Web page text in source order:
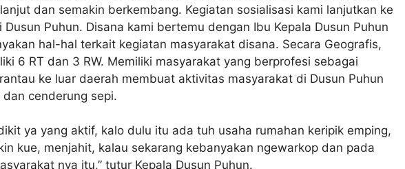
dan semakin berkembang. Kegiatan sosialisasi kami lanjutkan ke
Dusun Puhun. Disana kami bertemu dengan Ibu Kepala Dusun Puhun
hal-hal terkait kegiatan masyarakat disana. Secara Geografis,
6 RT dan 3 RW. Memiliki masyarakat yang berprofesi sebagai
ke luar daerah membuat aktivitas masyarakat di Dusun Puhun
cenderung sepi.
ya yang aktif, kalo dulu itu ada tuh usaha rumahan keripik emping,
kue, menjahit, kalau sekarang kebanyakan ngewarkop dan pada
nya itu,” tutur Kepala Dusun Puhun.